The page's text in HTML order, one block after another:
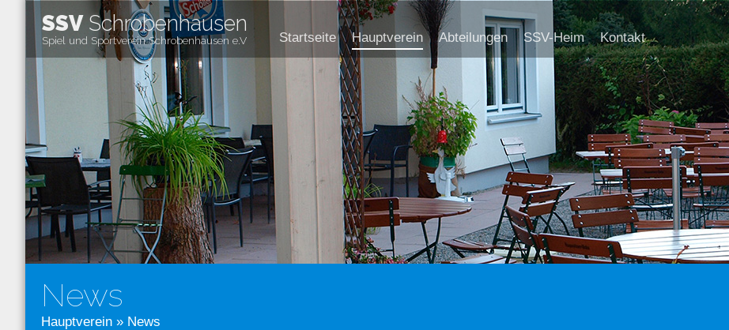
SSVSchrobenhausen
Spiel und Sportverein Schrobenhausen e.V Startseite Hauptverein Abteilungen SSV-Heim Kontakt
News
Hauptverein » News